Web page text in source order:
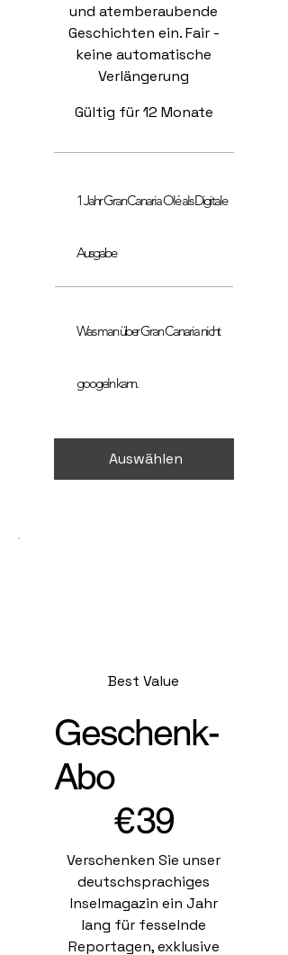
und atemberaubende
Geschichten ein. Fair -
keine automatische
Verlängerung
Gültig für 12 Monate
Auswählen
1 Jahr Gran Canaria Olé als Digitale
Ausgabe
Was man über Gran Canaria nicht
googeln kann.
Best Value
Geschenk-
Abo
€39
Verschenken Sie unser
deutschsprachiges
Inselmagazin ein Jahr
lang für fesselnde
Reportagen, exklusive